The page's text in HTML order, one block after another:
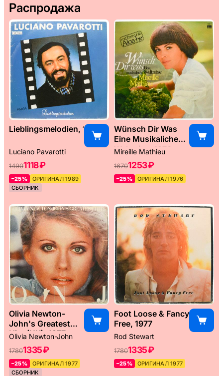
Распродажа
Lieblingsmelodien, 1989
Luciano Pavarotti
14901118 ₽
–25%
ОРИГИНАЛ 1989
СБОРНИК
Wünsch Dir Was
Eine Musikaliche
Weltreise, 1976
Mireille Mathieu
16701253 ₽
–25% ОРИГИНАЛ 1976
Olivia Newton-
John's Greatest
Hits (UK), 1977
Olivia Newton-John
17801335 ₽
–25%
ОРИГИНАЛ 1977
СБОРНИК
Foot Loose & Fancy
Free, 1977
Rod Stewart
17801335 ₽
–25% ОРИГИНАЛ 1977